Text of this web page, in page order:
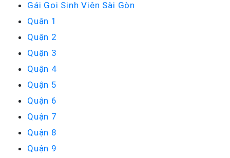
Gái Gọi Sinh Viên Sài Gòn
Quận 1
Quận 2
Quận 3
Quận 4
Quận 5
Quận 6
Quận 7
Quận 8
Quận 9